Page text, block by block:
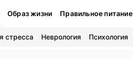
Образ жизни Правильное питание
стресса Неврология Психология